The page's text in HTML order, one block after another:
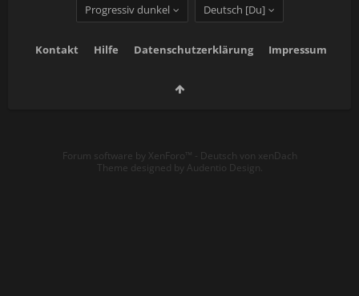
Progressiv dunkel Deutsch [Du]
Kontakt Hilfe Datenschutzerklärung Impressum
Forum software by XenForo™ - Deutsch von xenDach
Theme designed by Audentio Design.